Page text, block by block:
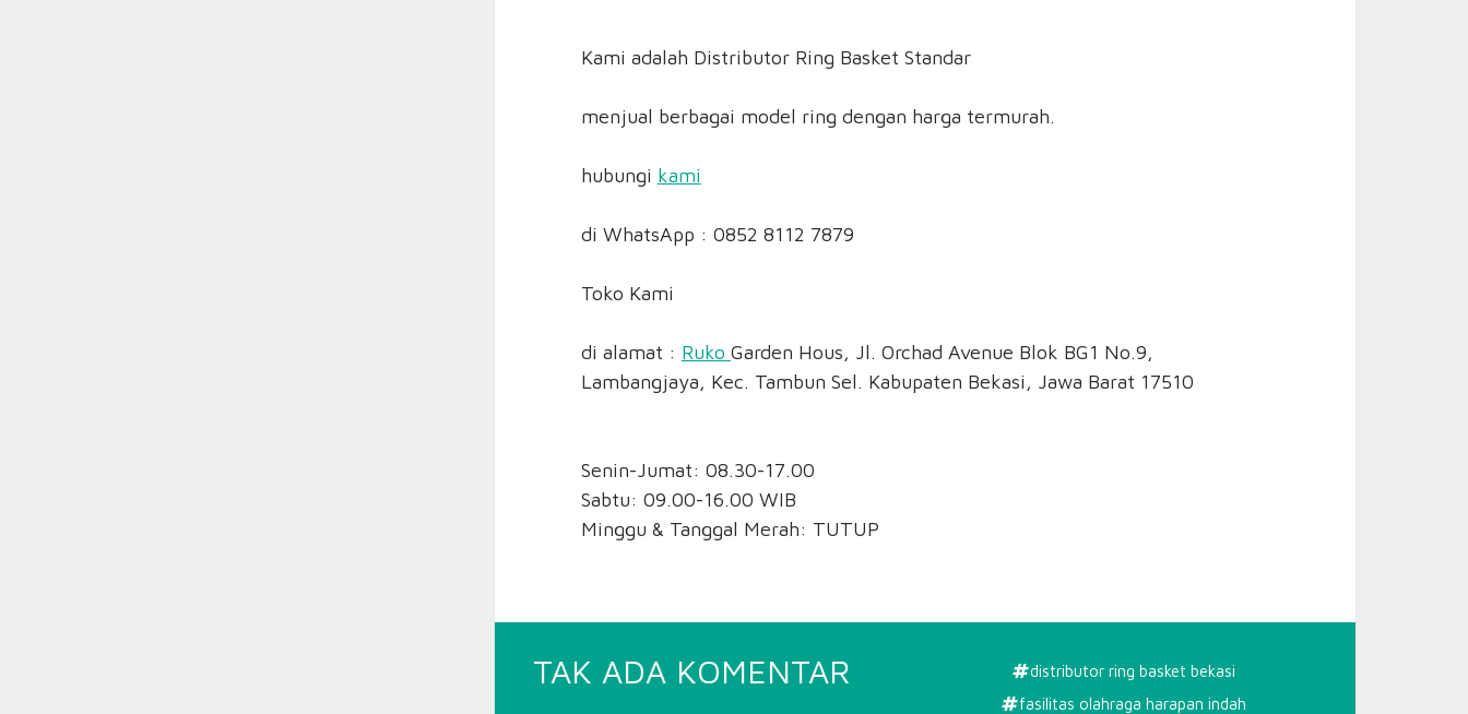
Kami adalah Distributor Ring Basket Standar
menjual berbagai model ring dengan harga termurah.
hubungi kami
di WhatsApp : 0852 8112 7879
Toko Kami
di alamat : Ruko Garden Hous, Jl. Orchad Avenue Blok BG1 No.9,
Lambangjaya, Kec. Tambun Sel. Kabupaten Bekasi, Jawa Barat 17510
Senin-Jumat: 08.30-17.00
Sabtu: 09.00-16.00 WIB
Minggu & Tanggal Merah: TUTUP
TAK ADA KOMENTAR
distributor ring basket bekasi
fasilitas olahraga harapan indah